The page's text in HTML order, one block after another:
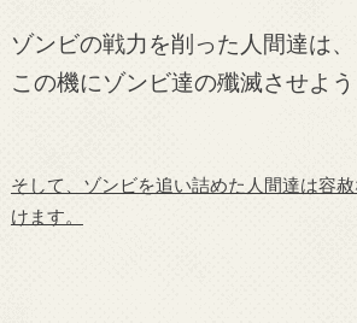
ゾンビの戦力を削った人間達は、
この機にゾンビ達の殲滅させよう
そして、ゾンビを追い詰めた人間達は容
けます。